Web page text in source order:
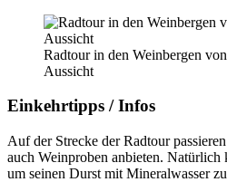
Radtour in den Weinbergen
Aussicht
Einkehrtipps / Infos
Auf der Strecke der Radtour
auch Weinproben anbieten. Natürlich
um seinen Durst mit Mineralwasser